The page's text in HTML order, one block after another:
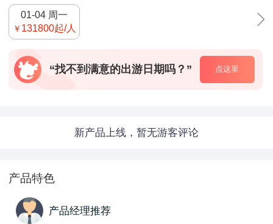
01-04 周一
￥ 131800起/人
“找不到满意的出游日期吗？” 点这里
新产品上线，暂无游客评论
产品特色
产品经理推荐